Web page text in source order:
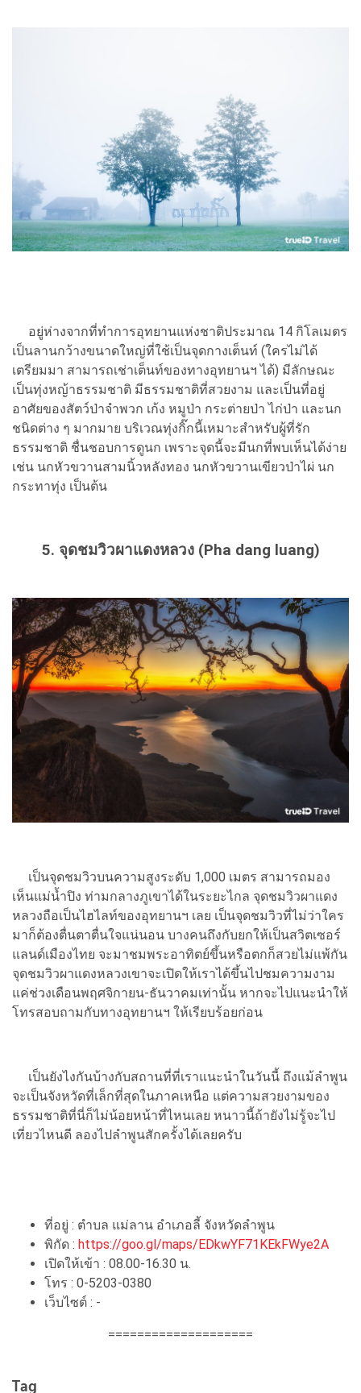
อยู่ห่างจากที่ทำการอุทยานแห่งชาติประมาณ 14 กิโลเมตร
เป็นลานกว้างขนาดใหญ่ที่ใช้เป็นจุดกางเต็นท์ (ใครไม่ได้
เตรียมมา สามารถเช่าเต็นท์ของทางอุทยานฯ ได้) มีลักษณะ
เป็นทุ่งหญ้าธรรมชาติ มีธรรมชาติที่สวยงาม และเป็นที่อยู่
อาศัยของสัตว์ป่าจำพวก เก้ง หมูป่า กระต่ายป่า ไก่ป่า และนก
ชนิดต่าง ๆ มากมาย บริเวณทุ่งกิ๊กนี้เหมาะสำหรับผู้ที่รัก
ธรรมชาติ ชื่นชอบการดูนก เพราะจุดนี้จะมีนกที่พบเห็นได้ง่าย
เช่น นกหัวขวานสามนิ้วหลังทอง นกหัวขวานเขียวป่าไผ่ นก
กระทาทุ่ง เป็นต้น
5. จุดชมวิวผาแดงหลวง (Pha dang luang)
เป็นจุดชมวิวบนความสูงระดับ 1,000 เมตร สามารถมอง
เห็นแม่น้ำปิง ท่ามกลางภูเขาได้ในระยะไกล จุดชมวิวผาแดง
หลวงถือเป็นไฮไลท์ของอุทยานฯ เลย เป็นจุดชมวิวที่ไม่ว่าใคร
มาก็ต้องตื่นตาตื่นใจแน่นอน บางคนถึงกับยกให้เป็นสวิตเซอร์
แลนด์เมืองไทย จะมาชมพระอาทิตย์ขึ้นหรือตกก็สวยไม่แพ้กัน
จุดชมวิวผาแดงหลวงเขาจะเปิดให้เราได้ขึ้นไปชมความงาม
แค่ช่วงเดือนพฤศจิกายน-ธันวาคมเท่านั้น หากจะไปแนะนำให้
โทรสอบถามกับทางอุทยานฯ ให้เรียบร้อยก่อน
เป็นยังไงกันบ้างกับสถานที่ที่เราแนะนำในวันนี้ ถึงแม้ลำพูน
จะเป็นจังหวัดที่เล็กที่สุดในภาคเหนือ แต่ความสวยงามของ
ธรรมชาติที่นี่ก็ไม่น้อยหน้าที่ไหนเลย หนาวนี้ถ้ายังไม่รู้จะไป
เที่ยวไหนดี ลองไปลำพูนสักครั้งได้เลยครับ
ที่อยู่ : ตำบล แม่ลาน อำเภอลี้ จังหวัดลำพูน
พิกัด : https://goo.gl/maps/EDkwYF71KEkFWye2A
เปิดให้เข้า : 08.00-16.30 น.
โทร : 0-5203-0380
เว็บไซต์ : -
====================
Tag